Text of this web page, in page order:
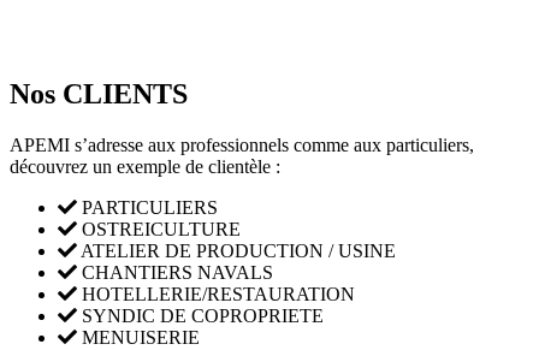
Nos CLIENTS
APEMI s’adresse aux professionnels comme aux particuliers,
découvrez un exemple de clientèle :
PARTICULIERS
OSTREICULTURE
ATELIER DE PRODUCTION / USINE
CHANTIERS NAVALS
HOTELLERIE/RESTAURATION
SYNDIC DE COPROPRIETE
MENUISERIE